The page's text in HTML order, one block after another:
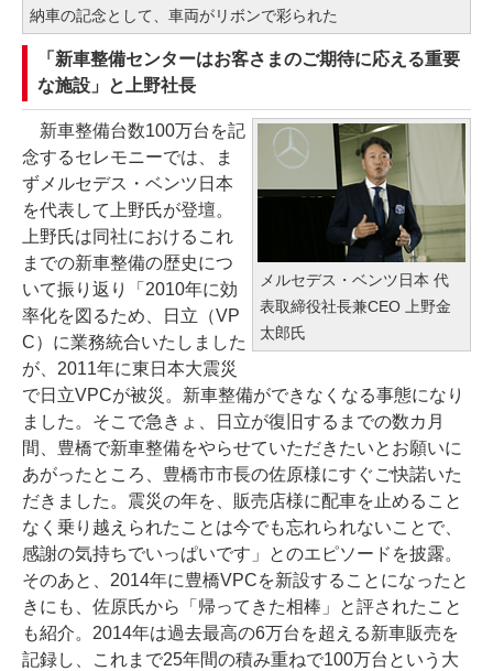
納車の記念として、車両がリボンで彩られた
「新車整備センターはお客さまのご期待に応える重要
な施設」と上野社長
メルセデス・ベンツ日本 代
表取締役社長兼CEO 上野金
太郎氏
新車整備台数100万台を記
念するセレモニーでは、ま
ずメルセデス・ベンツ日本
を代表して上野氏が登壇。
上野氏は同社におけるこれ
までの新車整備の歴史につ
いて振り返り「2010年に効
率化を図るため、日立（VP
C）に業務統合いたしました
が、2011年に東日本大震災
で日立VPCが被災。新車整備ができなくなる事態になり
ました。そこで急きょ、日立が復旧するまでの数カ月
間、豊橋で新車整備をやらせていただきたいとお願いに
あがったところ、豊橋市市長の佐原様にすぐご快諾いた
だきました。震災の年を、販売店様に配車を止めること
なく乗り越えられたことは今でも忘れられないことで、
感謝の気持ちでいっぱいです」とのエピソードを披露。
そのあと、2014年に豊橋VPCを新設することになったと
きにも、佐原氏から「帰ってきた相棒」と評されたこと
も紹介。2014年は過去最高の6万台を超える新車販売を
記録し、これまで25年間の積み重ねで100万台という大